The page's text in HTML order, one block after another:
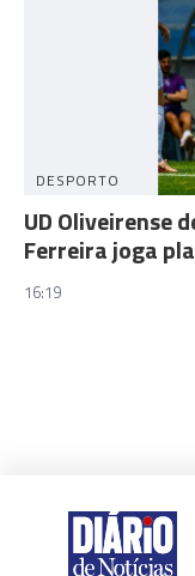
DESPORTO
UD Oliveirense
Ferreira joga
16:19